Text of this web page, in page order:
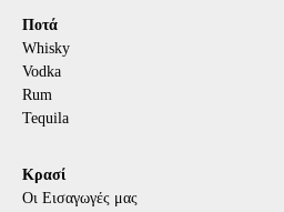
Ποτά
Whisky
Vodka
Rum
Tequila
Κρασί
Οι Εισαγωγές μας